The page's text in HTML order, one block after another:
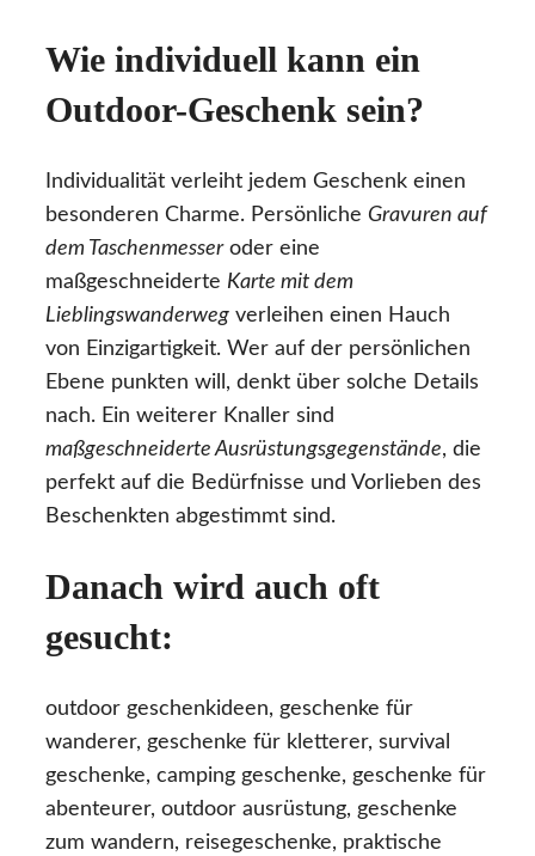
Wie individuell kann ein
Outdoor-Geschenk sein?
Individualität verleiht jedem Geschenk einen
besonderen Charme. Persönliche Gravuren auf
dem Taschenmesseroder eine
maßgeschneiderte Karte mit dem
Lieblingswanderweg verleihen einen Hauch
von Einzigartigkeit. Wer auf der persönlichen
Ebene punkten will, denkt über solche Details
nach. Ein weiterer Knaller sind
maßgeschneiderte Ausrüstungsgegenstände, die
perfekt auf die Bedürfnisse und Vorlieben des
Beschenkten abgestimmt sind.
Danach wird auch oft
gesucht:
outdoor geschenkideen, geschenke für
wanderer, geschenke für kletterer, survival
geschenke, camping geschenke, geschenke für
abenteurer, outdoor ausrüstung, geschenke
zum wandern, reisegeschenke, praktische